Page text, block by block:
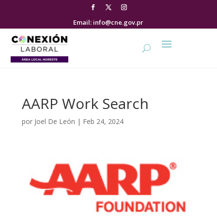
Email: info@cne.gov.pr
AARP Work Search
por Joel De León | Feb 24, 2024